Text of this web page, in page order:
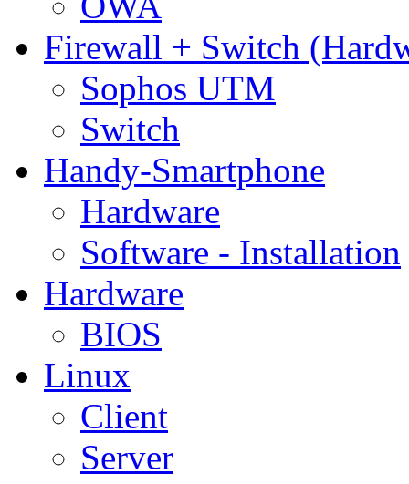
Firewall + Switch
Sophos UTM
Switch
Handy-Smartphone
Hardware
Software - Installation
Hardware
BIOS
Linux
Client
Server